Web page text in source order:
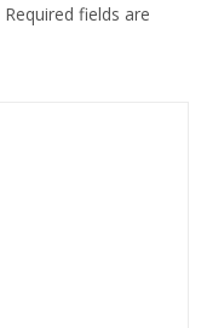
Required fields are